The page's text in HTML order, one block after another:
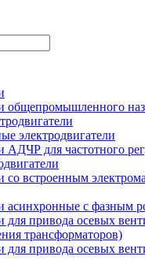
общепромышленного
электродвигатели
АДЧР для частотного
со встроенным
асинхронные с фазным
для привода осевых
трансформаторов)
для привода осевых